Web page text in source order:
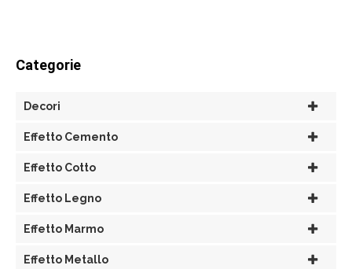
Categorie
Decori
Effetto Cemento
Effetto Cotto
Effetto Legno
Effetto Marmo
Effetto Metallo